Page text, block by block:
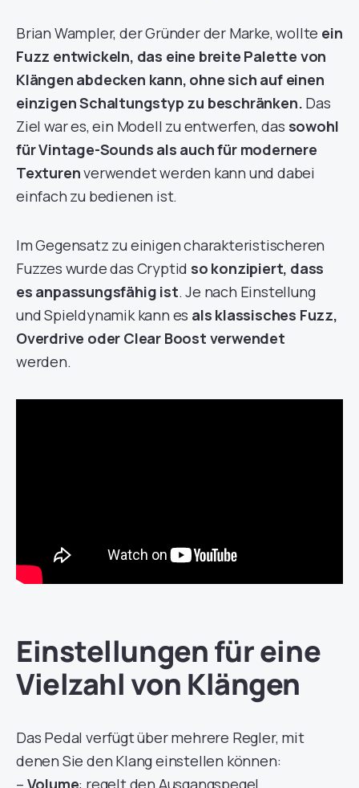
Brian Wampler, der Gründer der Marke, wollte ein
Fuzz entwickeln, das eine breite Palette von
Klängen abdecken kann, ohne sich auf einen
einzigen Schaltungstyp zu beschränken. Das
Ziel war es, ein Modell zu entwerfen, das sowohl
für Vintage-Sounds als auch für modernere
Texturenverwendet werden kann und dabei
einfach zu bedienen ist.
Im Gegensatz zu einigen charakteristischeren
Fuzzes wurde das Cryptid so konzipiert, dass
es anpassungsfähig ist. Je nach Einstellung
und Spieldynamik kann es als klassisches Fuzz,
Overdrive oder Clear Boost verwendet
werden.
Einstellungen für eine
Vielzahl von Klängen
Das Pedal verfügt über mehrere Regler, mit
denen Sie den Klang einstellen können: